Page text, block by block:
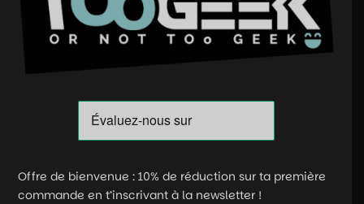
Offre de bienvenue : 10% de réduction sur ta première
commande en t’inscrivant à la newsletter !